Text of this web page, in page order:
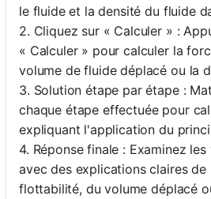
le fluide et la densité du fluide
2. Cliquez sur « Calculer » :
« Calculer » pour calculer la
volume de fluide déplacé ou la
3. Solution étape par étape :
chaque étape effectuée pour
expliquant l'application du
4. Réponse finale : Examinez
avec des explications claires
flottabilité, du volume déplacé